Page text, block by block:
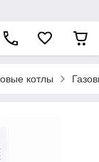
котлы